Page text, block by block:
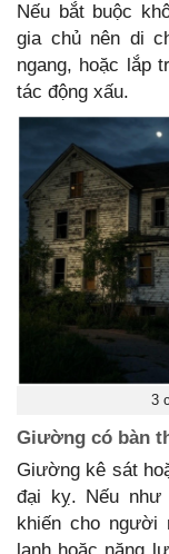
Nếu bắt buộc
gia chủ nên di
ngang, hoặc lắp
tác động xấu.
3
Giường có bàn
Giường kê sát
đại kỵ. Nếu như
khiến cho người